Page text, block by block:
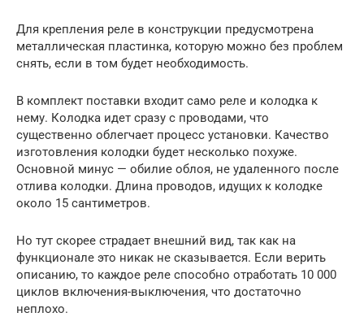
Для крепления реле в конструкции предусмотрена
металлическая пластинка, которую можно без проблем
снять, если в том будет необходимость.
В комплект поставки входит само реле и колодка к
нему. Колодка идет сразу с проводами, что
существенно облегчает процесс установки. Качество
изготовления колодки будет несколько похуже.
Основной минус — обилие облоя, не удаленного после
отлива колодки. Длина проводов, идущих к колодке
около 15 сантиметров.
Но тут скорее страдает внешний вид, так как на
функционале это никак не сказывается. Если верить
описанию, то каждое реле способно отработать 10 000
циклов включения-выключения, что достаточно
неплохо.